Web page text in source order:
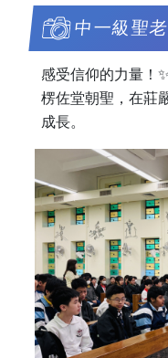
中一級聖
感受信仰的力量！
楞佐堂朝聖，在莊
成長。